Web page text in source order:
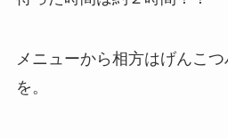
メニューから相方はげんこつ
を。